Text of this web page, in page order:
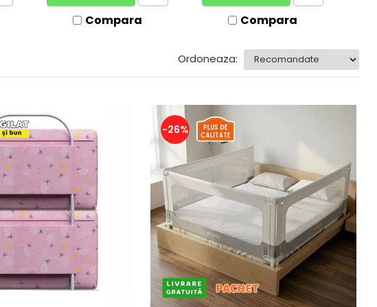
Compara Compara
Ordoneaza:
-26%